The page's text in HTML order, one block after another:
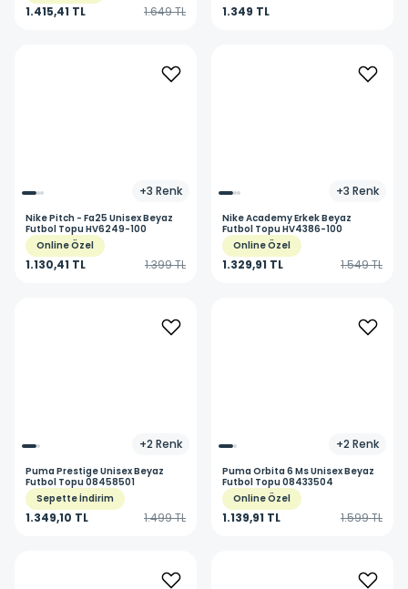
1.415,41 TL 1.649 TL 1.349 TL
+3 Renk
NikePitch - Fa25 Unisex Beyaz
Futbol Topu HV6249-100
Online Özel
1.130,41 TL 1.399 TL
+3 Renk
NikeAcademy Erkek Beyaz
Futbol Topu HV4386-100
Online Özel
1.329,91 TL 1.549 TL
+2 Renk
PumaPrestige Unisex Beyaz
Futbol Topu 08458501
Sepette İndirim
1.349,10 TL 1.499 TL
+2 Renk
PumaOrbita 6 Ms Unisex Beyaz
Futbol Topu 08433504
Online Özel
1.139,91 TL 1.599 TL